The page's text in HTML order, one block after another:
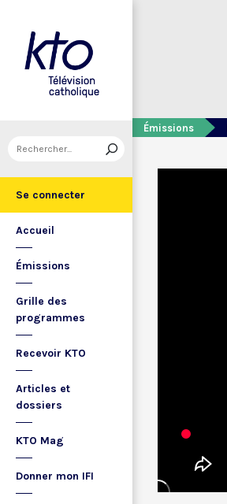
Se connecter
Accueil
Émissions
Grille des
programmes
Recevoir KTO
Articles et
dossiers
KTO Mag
Donner mon IFI
Émissions